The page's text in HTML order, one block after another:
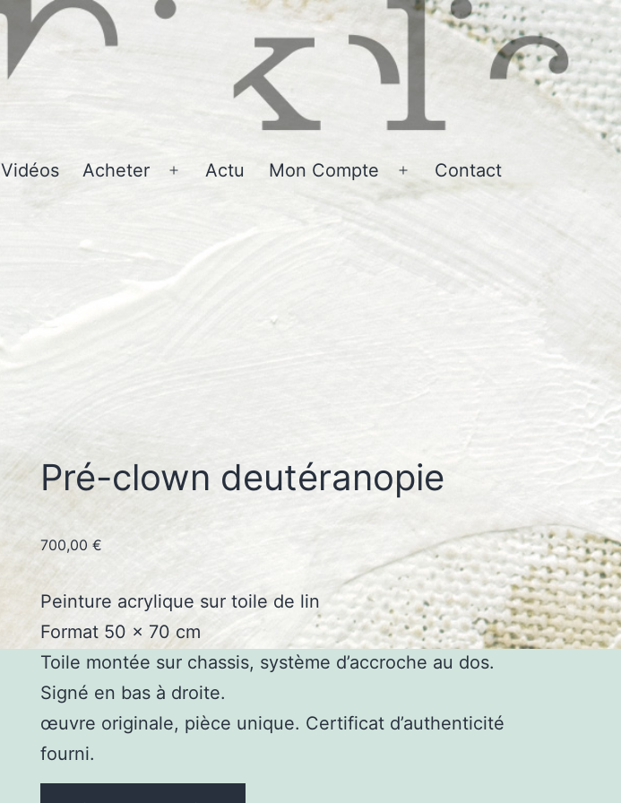
Vidéos Acheter
Ouvrir
Actu Mon Compte
Ouvrir
Contact
Pré-clown deutéranopie
700,00 €
Peinture acrylique sur toile de lin
Format 50 x 70 cm
Toile montée sur chassis, système d’accroche au dos.
Signé en bas à droite.
œuvre originale, pièce unique. Certificat d’authenticité
fourni.